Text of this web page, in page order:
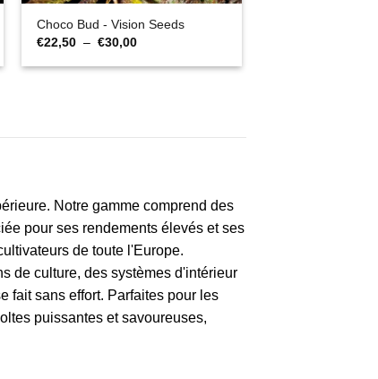
Choco Bud - Vision Seeds
€22,50 – €30,00Plage
prix :
Notre gamme comprend des
pour ses rendements élevés et ses
de toute l'Europe.
de culture, des systèmes d'intérieur
fait sans effort. Parfaites pour les
puissantes et savoureuses,